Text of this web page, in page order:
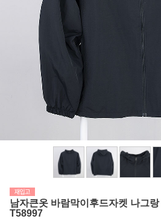
남자큰옷 바람막이후드자켓 나그
T58997